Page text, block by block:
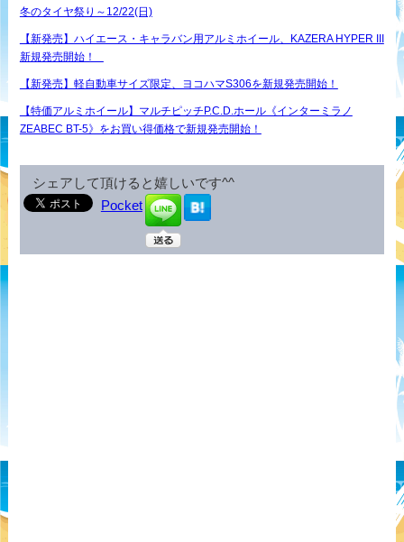
冬のタイヤ祭り～12/22(日)
【新発売】ハイエース・キャラバン用アルミホイール、KAZERA HYPER III
新規発売開始！
【新発売】軽自動車サイズ限定、ヨコハマS306を新規発売開始！
【特価アルミホイール】マルチピッチP.C.D.ホール《インターミラノ
ZEABEC BT-5》をお買い得価格で新規発売開始！
シェアして頂けると嬉しいです^^
Pocket